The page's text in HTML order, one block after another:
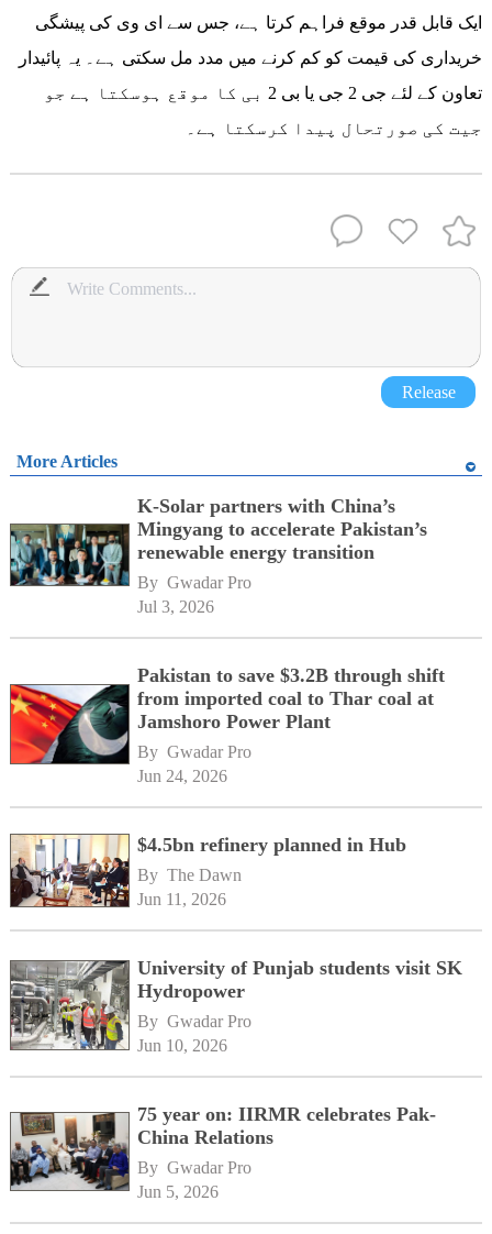
ایک قابل قدر موقع فراہم کرتا ہے، جس سے ای وی کی پیشگی
خریداری کی قیمت کو کم کرنے میں مدد مل سکتی ہے۔ یہ پائیدار
تعاون کے لئے جی 2 جی یا بی 2 بی کا موقع ہوسکتا ہے جو
جیت کی صورتحال پیدا کرسکتا ہے۔
Release
More Articles
K-Solar partners with China’s
Mingyang to accelerate Pakistan’s
renewable energy transition
By Gwadar Pro
Jul 3, 2026
Pakistan to save $3.2B through shift
from imported coal to Thar coal at
Jamshoro Power Plant
By Gwadar Pro
Jun 24, 2026
$4.5bn refinery planned in Hub
By The Dawn
Jun 11, 2026
University of Punjab students visit SK
Hydropower
By Gwadar Pro
Jun 10, 2026
75 year on: IIRMR celebrates Pak-
China Relations
By Gwadar Pro
Jun 5, 2026